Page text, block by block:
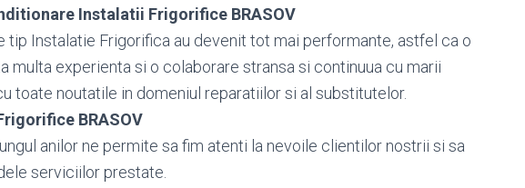
Instalatii Frigorifice BRASOV
Instalatie Frigorifica au devenit tot mai performante, astfel ca o
multa experienta si o colaborare stransa si continuua cu marii
toate noutatile in domeniul reparatiilor si al substitutelor.
BRASOV
anilor ne permite sa fim atenti la nevoile clientilor nostrii si sa
serviciilor prestate.